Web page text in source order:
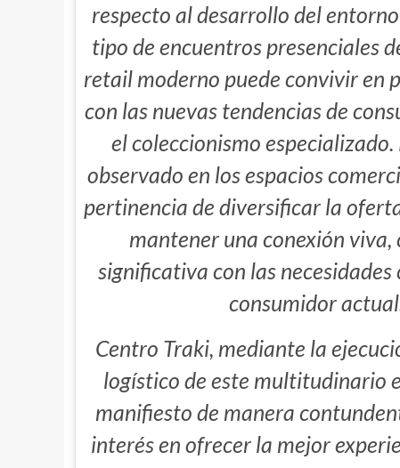
respecto al desarrollo del
tipo de encuentros presenciales
retail moderno puede convivir en
con las nuevas tendencias de
el coleccionismo
observado en los espacios
pertinencia de diversificar la
mantener una conexión viva,
significativa con las
consumidor
Centro Traki, mediante la
logístico de este multitudinario
manifiesto de manera
interés en ofrecer la mejor